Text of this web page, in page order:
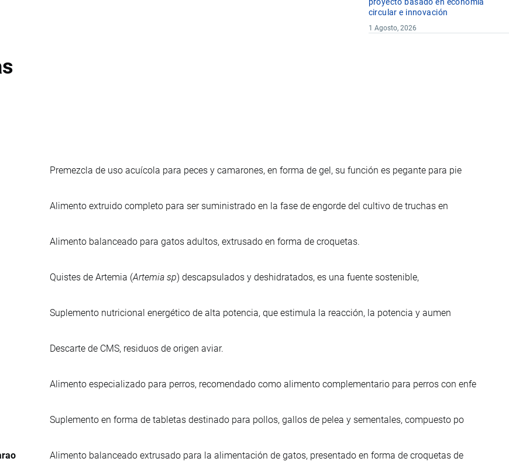
proyecto basado en economía
circular e innovación
1 Agosto, 2026
Premezcla de uso acuícola para peces y camarones, en forma de gel, su función es pegante para pie
Alimento extruido completo para ser suministrado en la fase de engorde del cultivo de truchas en
Alimento balanceado para gatos adultos, extrusado en forma de croquetas.
Quistes de Artemia (Artemia sp) descapsulados y deshidratados, es una fuente sostenible,
Suplemento nutricional energético de alta potencia, que estimula la reacción, la potencia y aumen
Descarte de CMS, residuos de origen aviar.
Alimento especializado para perros, recomendado como alimento complementario para perros con enfe
Suplemento en forma de tabletas destinado para pollos, gallos de pelea y sementales, compuesto po
Alimento balanceado extrusado para la alimentación de gatos, presentado en forma de croquetas de